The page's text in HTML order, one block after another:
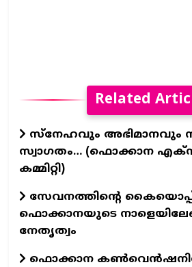
Related
സ്നേഹവും അഭിമാനവും
സ്വാഗതം… (ഫൊക്കാന
കമ്മിറ്റി)
സേവനത്തിന്റെ
ഫൊക്കാനയുടെ
നേതൃത്വം
ഫൊക്കാന